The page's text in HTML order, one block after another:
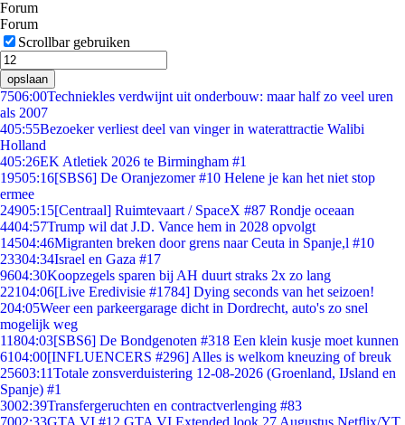
Forum
Forum
Scrollbar gebruiken
opslaan
7506:00Techniekles verdwijnt uit onderbouw: maar half zo veel uren
als 2007
405:55Bezoeker verliest deel van vinger in waterattractie Walibi
Holland
405:26EK Atletiek 2026 te Birmingham #1
19505:16[SBS6] De Oranjezomer #10 Helene je kan het niet stop
ermee
24905:15[Centraal] Ruimtevaart / SpaceX #87 Rondje oceaan
4404:57Trump wil dat J.D. Vance hem in 2028 opvolgt
14504:46Migranten breken door grens naar Ceuta in Spanje,l #10
23304:34Israel en Gaza #17
9604:30Koopzegels sparen bij AH duurt straks 2x zo lang
22104:06[Live Eredivisie #1784] Dying seconds van het seizoen!
204:05Weer een parkeergarage dicht in Dordrecht, auto's zo snel
mogelijk weg
11804:03[SBS6] De Bondgenoten #318 Een klein kusje moet kunnen
6104:00[INFLUENCERS #296] Alles is welkom kneuzing of breuk
25603:11Totale zonsverduistering 12-08-2026 (Groenland, IJsland en
Spanje) #1
3002:39Transfergeruchten en contractverlenging #83
7002:33GTA VI #12 GTA VI Extended look 27 Augustus Netflix/YT